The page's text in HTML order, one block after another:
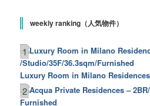
weekly ranking（人気物件）
1
Luxury Room in Milano
2